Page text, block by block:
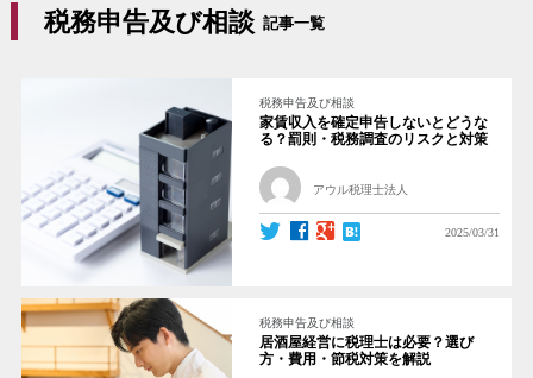
税務申告及び相談 記事一覧
税務申告及び相談
家賃収入を確定申告しないとどうな
る？罰則・税務調査のリスクと対策
アウル税理士法人
2025/03/31
税務申告及び相談
居酒屋経営に税理士は必要？選び
方・費用・節税対策を解説